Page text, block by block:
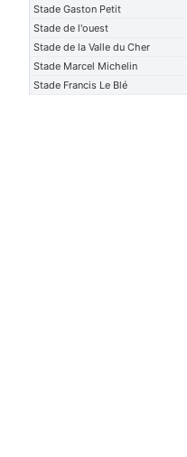
Stade Gaston Petit
Stade de l'ouest
Stade de la Valle du Cher
Stade Marcel Michelin
Stade Francis Le Blé